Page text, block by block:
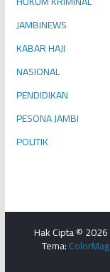
JAMBINEWS
KABAR HAJI
NASIONAL
PENDIDIKAN
PESONA JAMBI
POLITIK
Hak Cipta © 2026
Tema:ColorMag